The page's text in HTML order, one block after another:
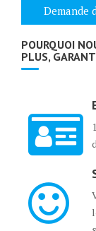
POURQUOI
PLUS,